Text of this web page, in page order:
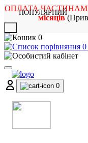
ОПЛАТА
місяців
0
0
0
ПОПУЛЯРНИЙ